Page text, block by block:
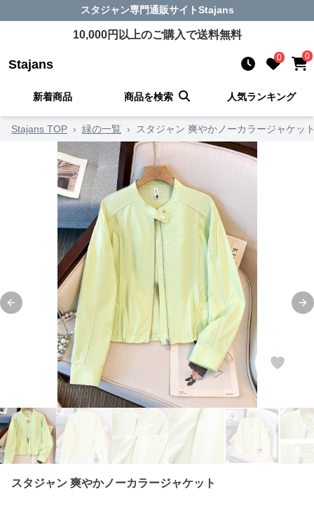
スタジャン専門通販サイトStajans
10,000円以上のご購入で送料無料
Stajans 0 0
新着商品 商品を検索 人気ランキング
Stajans TOP › 緑の一覧 › スタジャン 爽やかノーカラージャケッ
Previous slide
スタジャン 爽やかノーカラージャケット